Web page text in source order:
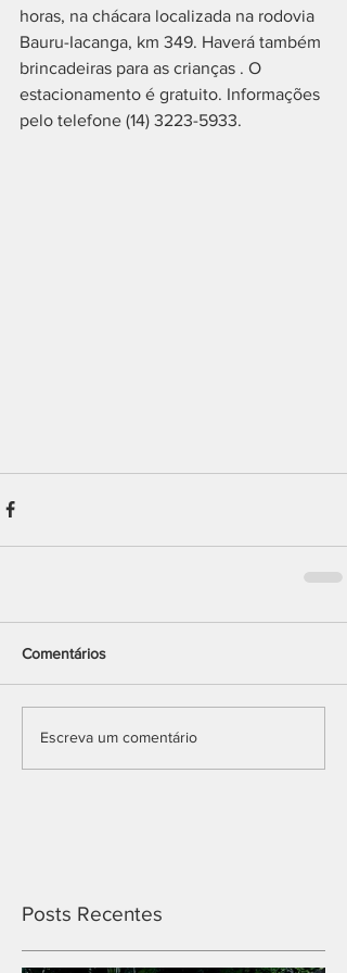
horas, na chácara localizada na rodovia
Bauru-Iacanga, km 349. Haverá também
brincadeiras para as crianças . O
estacionamento é gratuito. Informações
pelo telefone (14) 3223-5933.
Comentários
Escreva um comentário
Posts Recentes